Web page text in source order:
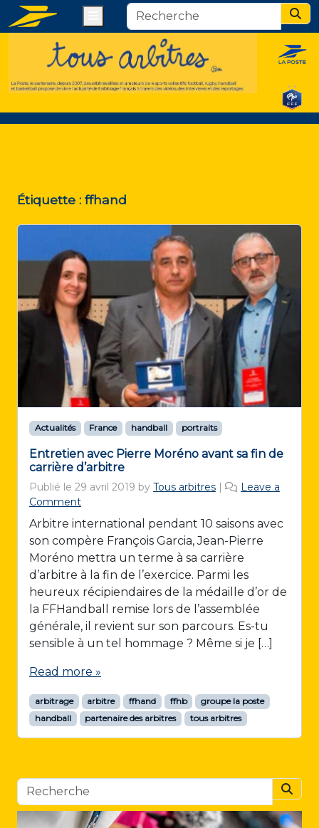
Étiquette : ffhand
Actualités France handball portraits
Entretien avec Pierre Moréno avant sa fin de
carrière d’arbitre
Publié le 29 avril 2019 by Tous arbitres
Leave a
Comment
Arbitre international pendant 10 saisons avec
son compère François Garcia, Jean-Pierre
Moréno mettra un terme à sa carrière
d’arbitre à la fin de l’exercice. Parmi les
heureux récipiendaires de la médaille d’or de
la FFHandball remise lors de l’assemblée
générale, il revient sur son parcours. Es-tu
sensible à un tel hommage ? Même si je […]
Read more »
arbitrage arbitre ffhand ffhb
groupe la poste
handball
partenaire des arbitres tous arbitres